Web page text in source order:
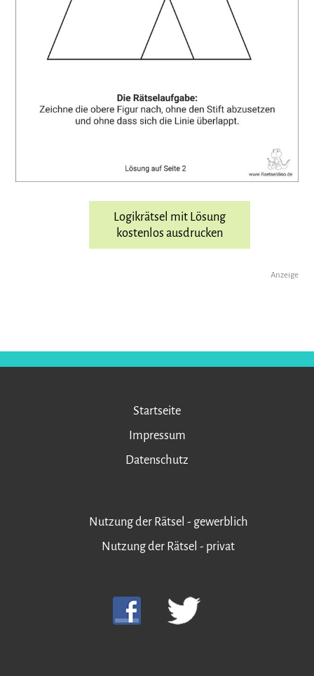
Logikrätsel mit Lösung
kostenlos ausdrucken
Anzeige
Startseite
Impressum
Datenschutz
Nutzung der Rätsel - gewerblich
Nutzung der Rätsel - privat